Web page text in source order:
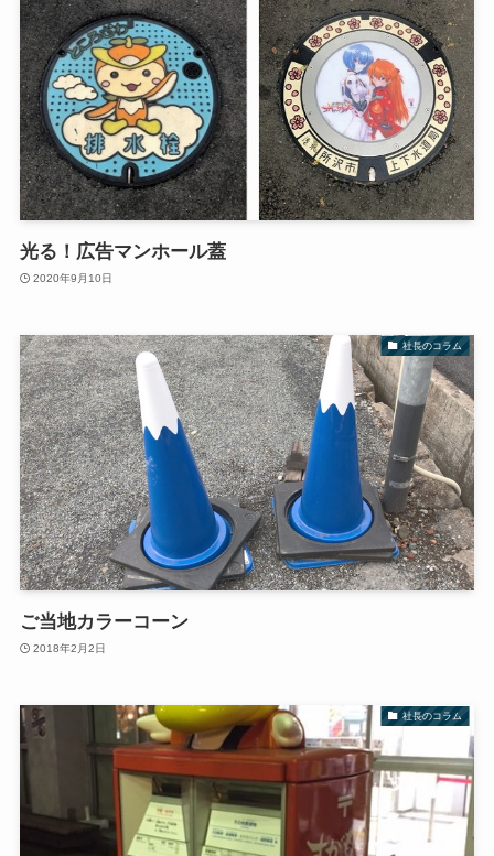
光る！広告マンホール蓋
2020年9月10日
社長のコラム
ご当地カラーコーン
2018年2月2日
社長のコラム